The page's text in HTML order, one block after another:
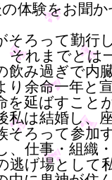
体験をお聞
ろって勤行
それまでとは
飲み過ぎで内
り余命一年と
を延ばすこと
は結婚し、座
そろって参加
仕事・組織
逃げ場として